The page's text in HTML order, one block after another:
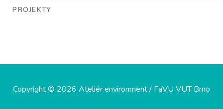
PROJEKTY
Copyright © 2026 Ateliér environment / FaVU VUT Brno